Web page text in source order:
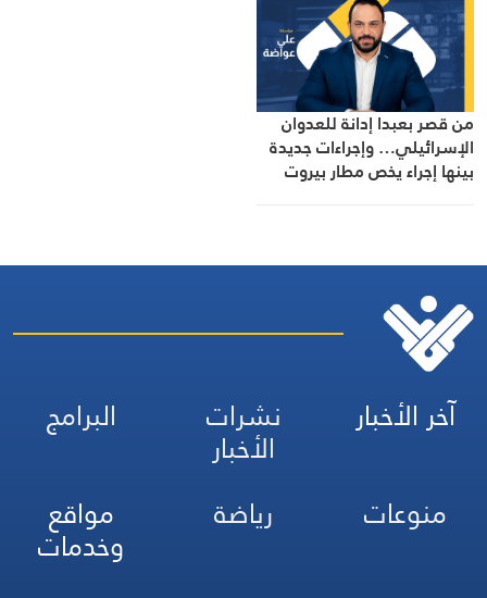
من قصر بعبدا إدانة للعدوان
الإسرائيلي… وإجراءات جديدة
بينها إجراء يخص مطار بيروت
آخر الأخبار نشرات
الأخبار
البرامج
منوعات
رياضة مواقع
وخدمات